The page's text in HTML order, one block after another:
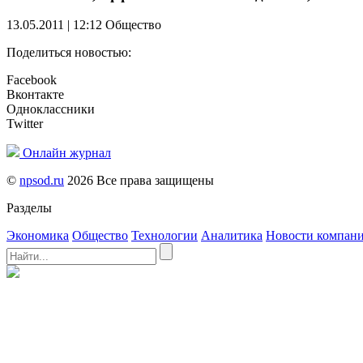
13.05.2011 | 12:12 Общество
Поделиться новостью:
Facebook
Вконтакте
Одноклассники
Twitter
Онлайн журнал
© npsod.ru 2026 Все права защищены
Разделы
Экономика Общество Технологии Аналитика Новости